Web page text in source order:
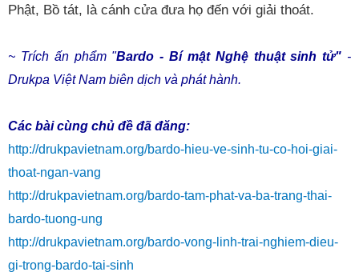
Phật, Bồ tát, là cánh cửa đưa họ đến với giải thoát.
~ Trích ấn phẩm "Bardo - Bí mật Nghệ thuật sinh tử" -
Drukpa Việt Nam biên dịch và phát hành.
Các bài cùng chủ đề đã đăng:
http://drukpavietnam.org/bardo-hieu-ve-sinh-tu-co-hoi-giai-
thoat-ngan-vang
http://drukpavietnam.org/bardo-tam-phat-va-ba-trang-thai-
bardo-tuong-ung
http://drukpavietnam.org/bardo-vong-linh-trai-nghiem-dieu-
gi-trong-bardo-tai-sinh